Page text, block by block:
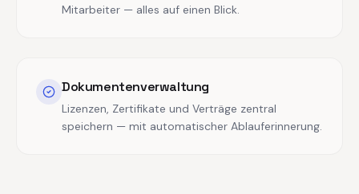
Mitarbeiter — alles auf einen Blick.
Dokumentenverwaltung
Lizenzen, Zertifikate und Verträge zentral
speichern — mit automatischer Ablauferinnerung.